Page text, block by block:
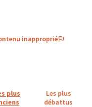
inapproprié
plus
Les plus
débattus